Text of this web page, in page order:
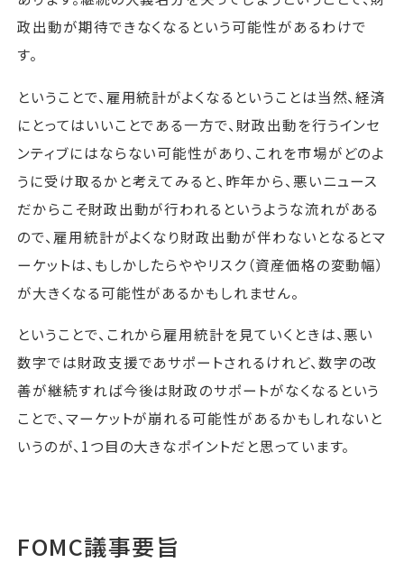
政出動が期待できなくなるという可能性があるわけで
す。
ということで、雇用統計がよくなるということは当然、経済
にとってはいいことである一方で、財政出動を行うインセ
ンティブにはならない可能性があり、これを市場がどのよ
うに受け取るかと考えてみると、昨年から、悪いニュース
だからこそ財政出動が行われるというような流れがある
ので、雇用統計がよくなり財政出動が伴わないとなるとマ
ーケットは、もしかしたらややリスク（資産価格の変動幅）
が大きくなる可能性があるかもしれません。
ということで、これから雇用統計を見ていくときは、悪い
数字では財政支援であサポートされるけれど、数字の改
善が継続すれば今後は財政のサポートがなくなるという
ことで、マーケットが崩れる可能性があるかもしれないと
いうのが、1つ目の大きなポイントだと思っています。
FOMC議事要旨